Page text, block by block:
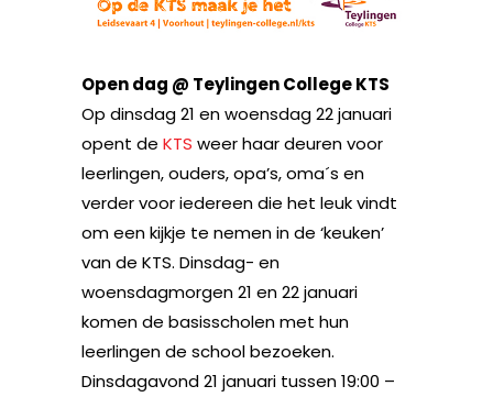
Open dag @ Teylingen College KTS
Op dinsdag 21 en woensdag 22 januari
opent de KTS weer haar deuren voor
leerlingen, ouders, opa’s, oma´s en
verder voor iedereen die het leuk vindt
om een kijkje te nemen in de ‘keuken’
van de KTS. Dinsdag- en
woensdagmorgen 21 en 22 januari
komen de basisscholen met hun
leerlingen de school bezoeken.
Dinsdagavond 21 januari tussen 19:00 –